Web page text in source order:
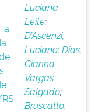
a
Luciana
Leite;
D’Ascenzi,
Luciano;Dias,
Gianna
Vargas
Salgado;
Bruscatto,